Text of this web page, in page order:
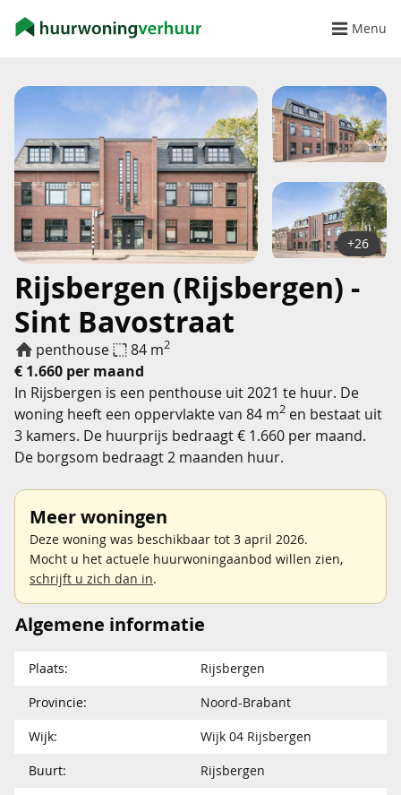
Menu
Rijsbergen (Rijsbergen) -
Sint Bavostraat
penthouse 84 m2
€ 1.660 per maand
+26
In Rijsbergen is een penthouse uit 2021 te huur. De
woning heeft een oppervlakte van 84 m2 en bestaat uit
3 kamers. De huurprijs bedraagt € 1.660 per maand.
De borgsom bedraagt 2 maanden huur.
Meer woningen
Deze woning was beschikbaar tot 3 april 2026.
Mocht u het actuele huurwoningaanbod willen zien,
schrijft u zich dan in.
Algemene informatie
Plaats:
Rijsbergen
Provincie:
Noord-Brabant
Wijk:
Wijk 04 Rijsbergen
Buurt:
Rijsbergen